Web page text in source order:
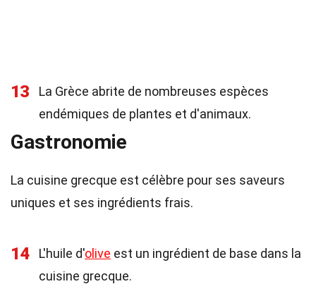
13
La Grèce abrite de nombreuses espèces
endémiques de plantes et d'animaux.
Gastronomie
La cuisine grecque est célèbre pour ses saveurs
uniques et ses ingrédients frais.
14 L'huile d'olive est un ingrédient de base dans la
cuisine grecque.